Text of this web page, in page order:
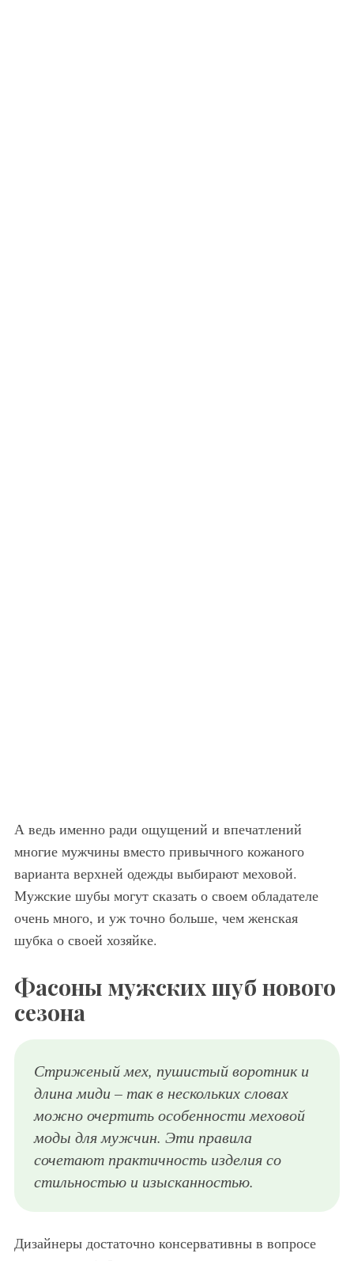
А ведь именно ради ощущений и впечатлений
многие мужчины вместо привычного кожаного
варианта верхней одежды выбирают меховой.
Мужские шубы могут сказать о своем обладателе
очень много, и уж точно больше, чем женская
шубка о своей хозяйке.
Фасоны мужских шуб нового
сезона
Стриженый мех, пушистый воротник и
длина миди – так в нескольких словах
можно очертить особенности меховой
моды для мужчин. Эти правила
сочетают практичность изделия со
стильностью и изысканностью.
Дизайнеры достаточно консервативны в вопросе